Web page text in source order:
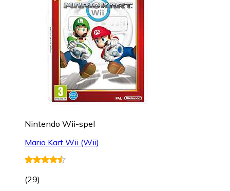
Nintendo Wii-spel
Mario Kart Wii (Wii)
(29)